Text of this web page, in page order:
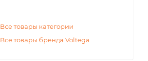
Все товары категории
Все товары бренда Voltega